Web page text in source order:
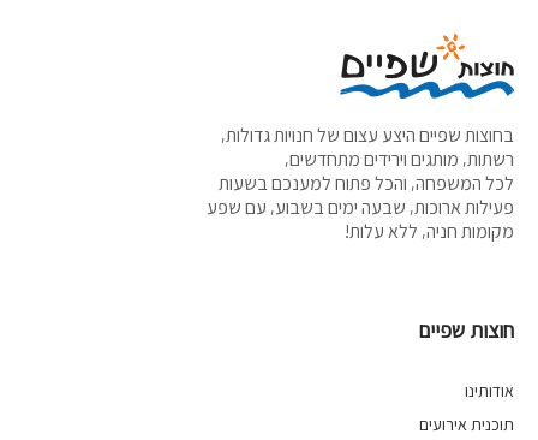
בחוצות שפיים היצע עצום של חנויות גדולות,
רשתות, מותגים וירידים מתחדשים,
לכל המשפחה, והכל פתוח למענכם בשעות
פעילות ארוכות, שבעה ימים בשבוע, עם שפע
מקומות חניה, ללא עלות!
חוצות שפיים
אודותינו
תוכנית אירועים